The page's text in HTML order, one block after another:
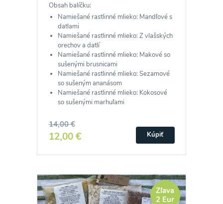
Obsah balíčku:
Namiešané rastlinné mlieko: Mandľové s
datlami
Namiešané rastlinné mlieko: Z vlašských
orechov a datlí
Namiešané rastlinné mlieko: Makové so
sušenými brusnicami
Namiešané rastlinné mlieko: Sezamové
so sušeným ananásom
Namiešané rastlinné mlieko: Kokosové
so sušenými marhuľami
14,00 €
12,00 € Kúpiť
Zľava
2 Eur